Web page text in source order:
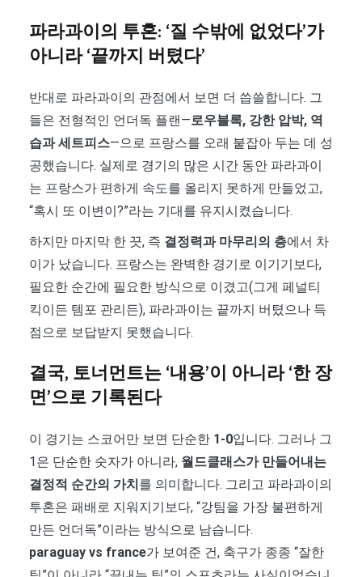
파라과이의 투혼: ‘질 수밖에 없었다’가
아니라 ‘끝까지 버텼다’
반대로 파라과이의 관점에서 보면 더 씁쓸합니다. 그
들은 전형적인 언더독 플랜—로우블록, 강한 압박, 역
습과 세트피스—으로 프랑스를 오래 붙잡아 두는 데 성
공했습니다. 실제로 경기의 많은 시간 동안 파라과이
는 프랑스가 편하게 속도를 올리지 못하게 만들었고,
“혹시 또 이변이?”라는 기대를 유지시켰습니다.
하지만 마지막 한 끗, 즉 결정력과 마무리의 층에서 차
이가 났습니다. 프랑스는 완벽한 경기로 이기기보다,
필요한 순간에 필요한 방식으로 이겼고(그게 페널티
킥이든 템포 관리든), 파라과이는 끝까지 버텼으나 득
점으로 보답받지 못했습니다.
결국, 토너먼트는 ‘내용’이 아니라 ‘한 장
면’으로 기록된다
이 경기는 스코어만 보면 단순한 1-0입니다. 그러나 그
1은 단순한 숫자가 아니라, 월드클래스가 만들어내는
결정적 순간의 가치를 의미합니다. 그리고 파라과이의
투혼은 패배로 지워지기보다, “강팀을 가장 불편하게
만든 언더독”이라는 방식으로 남습니다.
paraguay vs france가 보여준 건, 축구가 종종 “잘한